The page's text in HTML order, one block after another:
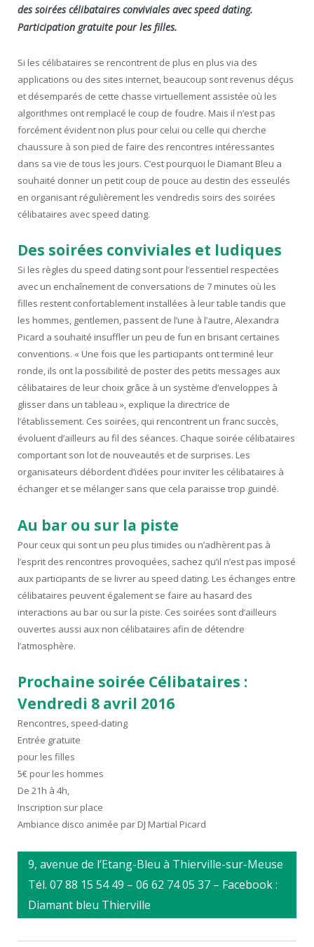
des soirées célibataires conviviales avec speed dating.
Participation gratuite pour les filles.
Si les célibataires se rencontrent de plus en plus via des
applications ou des sites internet, beaucoup sont revenus déçus
et désemparés de cette chasse virtuellement assistée où les
algorithmes ont remplacé le coup de foudre. Mais il n’est pas
forcément évident non plus pour celui ou celle qui cherche
chaussure à son pied de faire des rencontres intéressantes
dans sa vie de tous les jours. C’est pourquoi le Diamant Bleu a
souhaité donner un petit coup de pouce au destin des esseulés
en organisant régulièrement les vendredis soirs des soirées
célibataires avec speed dating.
Des soirées conviviales et ludiques
Si les règles du speed dating sont pour l’essentiel respectées
avec un enchaînement de conversations de 7 minutes où les
filles restent confortablement installées à leur table tandis que
les hommes, gentlemen, passent de l’une à l’autre, Alexandra
Picard a souhaité insuffler un peu de fun en brisant certaines
conventions. « Une fois que les participants ont terminé leur
ronde, ils ont la possibilité de poster des petits messages aux
célibataires de leur choix grâce à un système d’enveloppes à
glisser dans un tableau », explique la directrice de
l’établissement. Ces soirées, qui rencontrent un franc succès,
évoluent d’ailleurs au fil des séances. Chaque soirée célibataires
comportant son lot de nouveautés et de surprises. Les
organisateurs débordent d’idées pour inviter les célibataires à
échanger et se mélanger sans que cela paraisse trop guindé.
Au bar ou sur la piste
Pour ceux qui sont un peu plus timides ou n’adhèrent pas à
l’esprit des rencontres provoquées, sachez qu’il n’est pas imposé
aux participants de se livrer au speed dating. Les échanges entre
célibataires peuvent également se faire au hasard des
interactions au bar ou sur la piste. Ces soirées sont d’ailleurs
ouvertes aussi aux non célibataires afin de détendre
l’atmosphère.
Prochaine soirée Célibataires :
Vendredi 8 avril 2016
Rencontres, speed-dating
Entrée gratuite
pour les filles
5€ pour les hommes
De 21h à 4h,
Inscription sur place
Ambiance disco animée par DJ Martial Picard
9, avenue de l’Etang-Bleu à Thierville-sur-Meuse
Tél. 07 88 15 54 49 – 06 62 74 05 37 – Facebook :
Diamant bleu Thierville